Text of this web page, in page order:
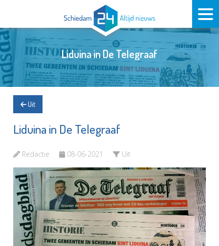
Liduina in De Telegraaf
Uit
Liduina in De Telegraaf
Redactie 08-06-2021 Uit